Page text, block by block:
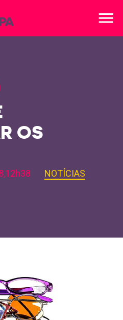
menu
OS
NOTÍCIAS